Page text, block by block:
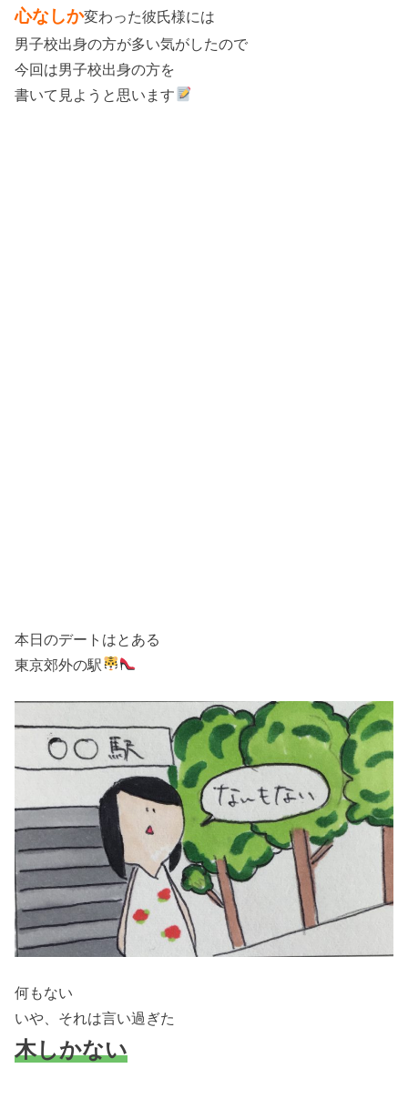
心なしか変わった彼氏様には
男子校出身の方が多い気がしたので
今回は男子校出身の方を
書いて見ようと思います
本日のデートはとある
東京郊外の駅
何もない
いや、それは言い過ぎた
木しかない